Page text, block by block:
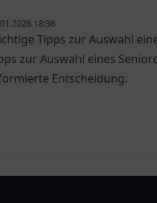
18:36
Tipps zur Auswahl
zur Auswahl eines
Entscheidung.